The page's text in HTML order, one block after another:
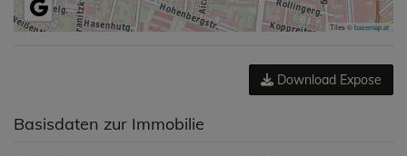
Tiles ©basemap.at
Download Expose
Basisdaten zur Immobilie